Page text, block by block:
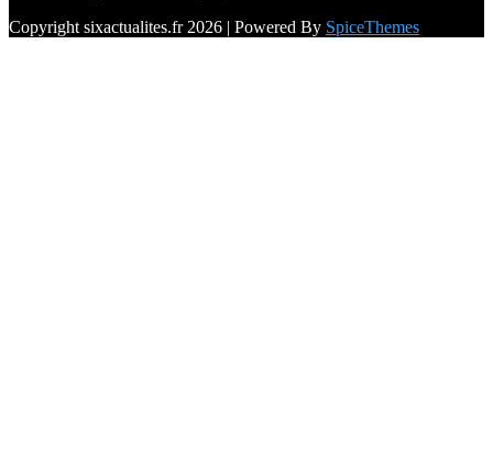
Copyright sixactualites.fr 2026 | Powered By SpiceThemes